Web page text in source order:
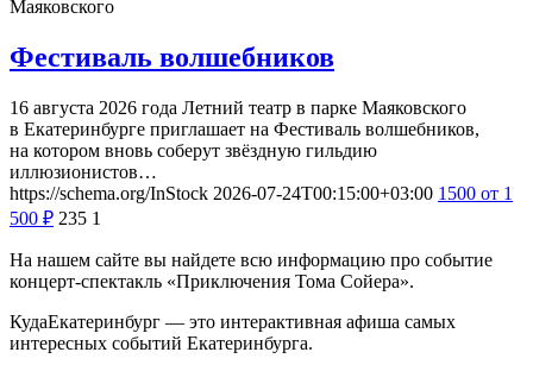
Маяковского
Фестиваль волшебников
16 августа 2026 года Летний театр в парке Маяковского
в Екатеринбурге приглашает на Фестиваль волшебников,
на котором вновь соберут звёздную гильдию
иллюзионистов…
https://schema.org/InStock 2026-07-24T00:15:00+03:00 1500 от 1
500 ₽ 235 1
На нашем сайте вы найдете всю информацию про событие
концерт-спектакль «Приключения Тома Сойера».
КудаЕкатеринбург — это интерактивная афиша самых
интересных событий Екатеринбурга.